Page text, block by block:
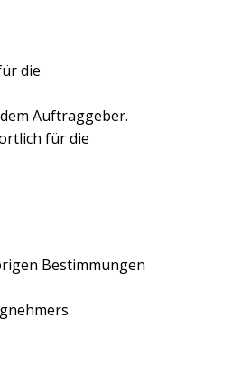
die
Auftraggeber.
für die
Bestimmungen